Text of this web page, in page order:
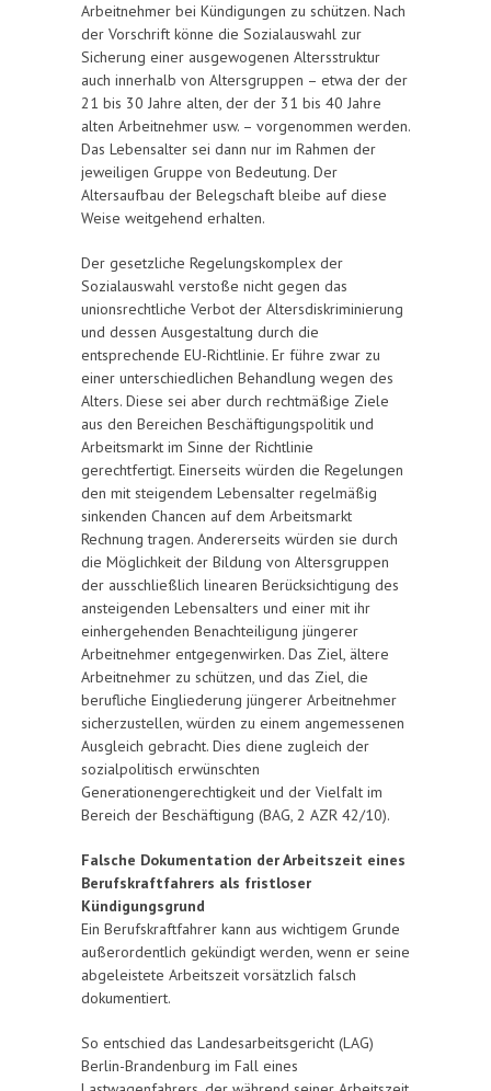
Arbeitnehmer bei Kündigungen zu schützen. Nach
der Vorschrift könne die Sozialauswahl zur
Sicherung einer ausgewogenen Altersstruktur
auch innerhalb von Altersgruppen – etwa der der
21 bis 30 Jahre alten, der der 31 bis 40 Jahre
alten Arbeitnehmer usw. – vorgenommen werden.
Das Lebensalter sei dann nur im Rahmen der
jeweiligen Gruppe von Bedeutung. Der
Altersaufbau der Belegschaft bleibe auf diese
Weise weitgehend erhalten.
Der gesetzliche Regelungskomplex der
Sozialauswahl verstoße nicht gegen das
unionsrechtliche Verbot der Altersdiskriminierung
und dessen Ausgestaltung durch die
entsprechende EU-Richtlinie. Er führe zwar zu
einer unterschiedlichen Behandlung wegen des
Alters. Diese sei aber durch rechtmäßige Ziele
aus den Bereichen Beschäftigungspolitik und
Arbeitsmarkt im Sinne der Richtlinie
gerechtfertigt. Einerseits würden die Regelungen
den mit steigendem Lebensalter regelmäßig
sinkenden Chancen auf dem Arbeitsmarkt
Rechnung tragen. Andererseits würden sie durch
die Möglichkeit der Bildung von Altersgruppen
der ausschließlich linearen Berücksichtigung des
ansteigenden Lebensalters und einer mit ihr
einhergehenden Benachteiligung jüngerer
Arbeitnehmer entgegenwirken. Das Ziel, ältere
Arbeitnehmer zu schützen, und das Ziel, die
berufliche Eingliederung jüngerer Arbeitnehmer
sicherzustellen, würden zu einem angemessenen
Ausgleich gebracht. Dies diene zugleich der
sozialpolitisch erwünschten
Generationengerechtigkeit und der Vielfalt im
Bereich der Beschäftigung (BAG, 2 AZR 42/10).
Falsche Dokumentation der Arbeitszeit eines
Berufskraftfahrers als fristloser
Kündigungsgrund
Ein Berufskraftfahrer kann aus wichtigem Grunde
außerordentlich gekündigt werden, wenn er seine
abgeleistete Arbeitszeit vorsätzlich falsch
dokumentiert.
So entschied das Landesarbeitsgericht (LAG)
Berlin-Brandenburg im Fall eines